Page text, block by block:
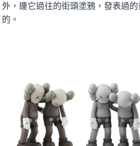
外，連它過往的街頭塗鴉，發表過
的。